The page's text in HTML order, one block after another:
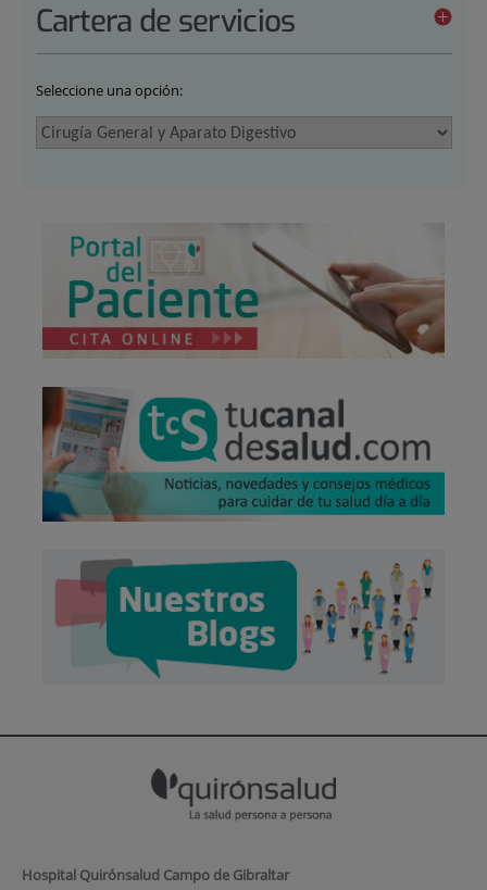
Cartera de servicios
Seleccione una opción:
Hospital Quirónsalud Campo de Gibraltar